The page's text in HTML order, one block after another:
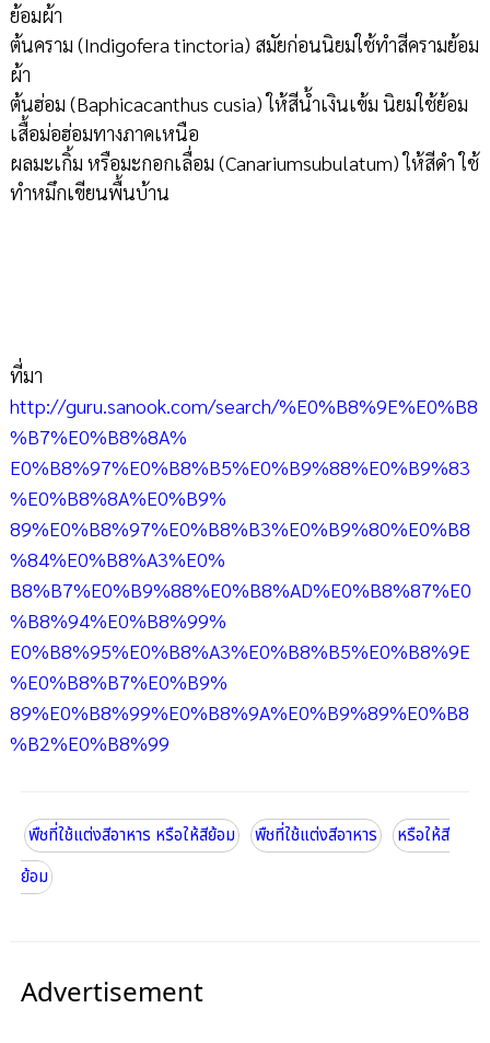
ย้อมผ้า
ต้นคราม (Indigofera tinctoria) สมัยก่อนนิยมใช้ทำสีครามย้อม
ผ้า
ต้นฮ่อม (Baphicacanthus cusia) ให้สีน้ำเงินเข้ม นิยมใช้ย้อม
เสื้อม่อฮ่อมทางภาคเหนือ
ผลมะเกิ้ม หรือมะกอกเลื่อม (Canariumsubulatum) ให้สีดำ ใช้
ทำหมึกเขียนพื้นบ้าน
ที่มา
http://guru.sanook.com/search/%E0%B8%9E%E0%B8
%B7%E0%B8%8A%
E0%B8%97%E0%B8%B5%E0%B9%88%E0%B9%83
%E0%B8%8A%E0%B9%
89%E0%B8%97%E0%B8%B3%E0%B9%80%E0%B8
%84%E0%B8%A3%E0%
B8%B7%E0%B9%88%E0%B8%AD%E0%B8%87%E0
%B8%94%E0%B8%99%
E0%B8%95%E0%B8%A3%E0%B8%B5%E0%B8%9E
%E0%B8%B7%E0%B9%
89%E0%B8%99%E0%B8%9A%E0%B9%89%E0%B8
%B2%E0%B8%99
พืชที่ใช้แต่งสีอาหาร หรือให้สีย้อม พืชที่ใช้แต่งสีอาหาร
หรือให้สี
ย้อม
Advertisement